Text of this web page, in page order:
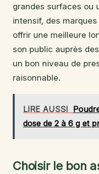
grandes surfaces ou
intensif, des
offrir une meilleure
son public auprès
un bon niveau de
raisonnable.
LIRE AUSSI
dose de 2 à 6 g et
Choisir le bon